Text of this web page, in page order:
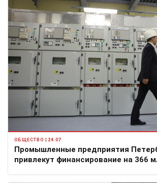
ОБЩЕСТВО | 24.07
Промышленные предприятия
привлекут финансирование на 366